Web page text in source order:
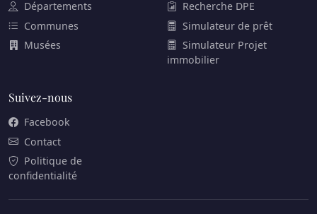
Départements
Communes
Musées
Recherche DPE
Simulateur de prêt
Simulateur Projet
immobilier
Suivez-nous
Facebook
Contact
Politique de
confidentialité